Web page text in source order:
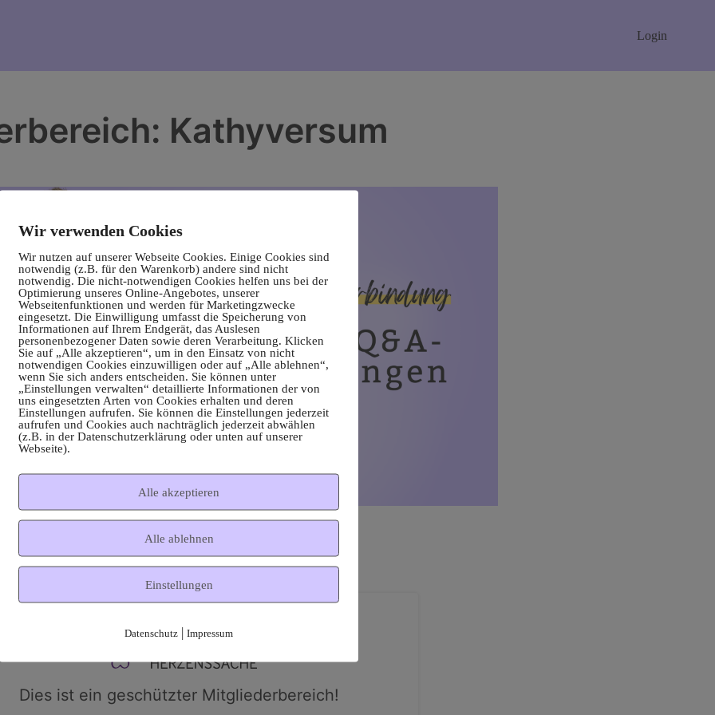
Login
Kathyversum
Dies ist ein geschützter Mitgliederbereich!
Wir verwenden Cookies
Wir nutzen auf unserer Webseite Cookies. Einige Cookies sind
notwendig (z.B. für den Warenkorb) andere sind nicht
notwendig. Die nicht-notwendigen Cookies helfen uns bei der
Optimierung unseres Online-Angebotes, unserer
Webseitenfunktionen und werden für Marketingzwecke
eingesetzt. Die Einwilligung umfasst die Speicherung von
Informationen auf Ihrem Endgerät, das Auslesen
personenbezogener Daten sowie deren Verarbeitung. Klicken
Sie auf „Alle akzeptieren“, um in den Einsatz von nicht
notwendigen Cookies einzuwilligen oder auf „Alle ablehnen“,
wenn Sie sich anders entscheiden. Sie können unter
„Einstellungen verwalten“ detaillierte Informationen der von
uns eingesetzten Arten von Cookies erhalten und deren
Einstellungen aufrufen. Sie können die Einstellungen jederzeit
aufrufen und Cookies auch nachträglich jederzeit abwählen
(z.B. in der Datenschutzerklärung oder unten auf unserer
Webseite).
Alle akzeptieren
Alle ablehnen
Einstellungen
Datenschutz | Impressum